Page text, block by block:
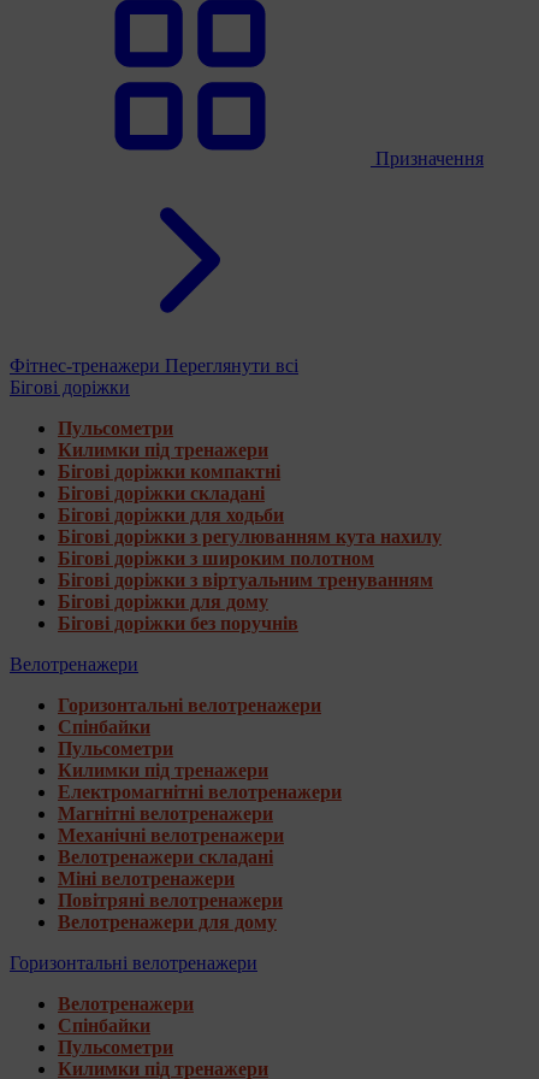
Призначення
Фітнес-тренажери Переглянути всі
Бігові доріжки
Пульсометри
Килимки під тренажери
Бігові доріжки компактні
Бігові доріжки складані
Бігові доріжки для ходьби
Бігові доріжки з регулюванням кута нахилу
Бігові доріжки з широким полотном
Бігові доріжки з віртуальним тренуванням
Бігові доріжки для дому
Бігові доріжки без поручнів
Велотренажери
Горизонтальні велотренажери
Спінбайки
Пульсометри
Килимки під тренажери
Електромагнітні велотренажери
Магнітні велотренажери
Механічні велотренажери
Велотренажери складані
Міні велотренажери
Повітряні велотренажери
Велотренажери для дому
Горизонтальні велотренажери
Велотренажери
Спінбайки
Пульсометри
Килимки під тренажери